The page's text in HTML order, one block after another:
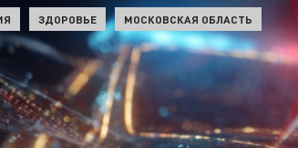
ЗДОРОВЬЕ МОСКОВСКАЯ ОБЛАСТЬ